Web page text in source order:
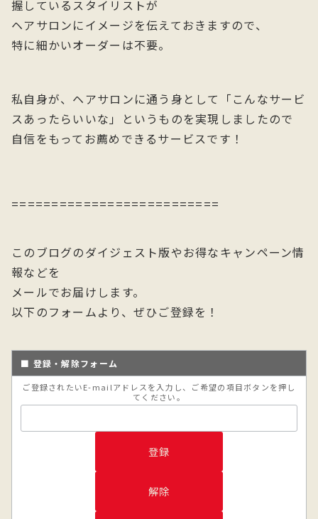
握しているスタイリストが
ヘアサロンにイメージを伝えておきますので、
特に細かいオーダーは不要。
私自身が、ヘアサロンに通う身として「こんなサービ
スあったらいいな」というものを実現しましたので
自信をもってお薦めできるサービスです！
==========================
このブログのダイジェスト版やお得なキャンペーン情
報などを
メールでお届けします。
以下のフォームより、ぜひご登録を！
■ 登録・解除フォーム
ご登録されたいE-mailアドレスを入力し、ご希望の項目ボタンを押し
てください。